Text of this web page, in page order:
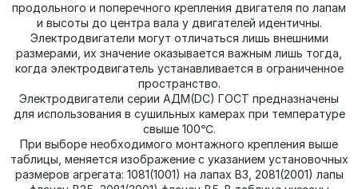
продольного и поперечного крепления двигателя по лапам
и высоты до центра вала у двигателей идентичны.
Электродвигатели могут отличаться лишь внешними
размерами, их значение оказывается важным лишь тогда,
когда электродвигатель устанавливается в ограниченное
пространство.
Электродвигатели серии АДМ(DC) ГОСТ предназначены
для использования в сушильных камерах при температуре
свыше 100℃.
При выборе необходимого монтажного крепления выше
таблицы, меняется изображение с указанием установочных
размеров агрегата: 1081(1001) на лапах В3, 2081(2001) лапы